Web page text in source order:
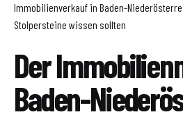
Immobilienverkauf in Baden-
Stolpersteine wissen sollten
Der
Baden-